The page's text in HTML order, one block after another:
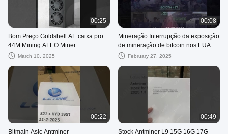
00:25
Bom Preço Goldshell AE caixa pro
44M Mining ALEO Miner
March 10, 2025
00:08
Mineração Interrupção da exposição
de mineração de bitcoin nos EUA
março de 2025
February 27, 2025
00:22
Bitmain Asic Antminer
00:49
Stock Antminer L9 15G 16G 17G